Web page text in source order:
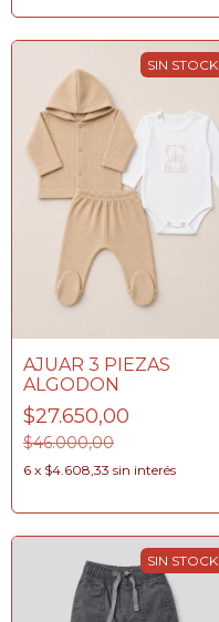
SIN STOCK
AJUAR 3 PIEZAS
ALGODON
$27.650,00
$46.000,00
6 x $4.608,33 sin interés
SIN STOCK